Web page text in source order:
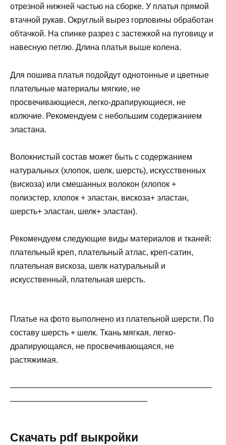
отрезной нижней частью на сборке. У платья прямой
втачной рукав. Округлый вырез горловины обработан
обтачкой. На спинке разрез с застежкой на пуговицу и
навесную петлю. Длина платья выше колена.
Для пошива платья подойдут однотонные и цветные
плательные материалы мягкие, не
просвечивающиеся, легко-драпирующиеся, не
колючие. Рекомендуем с небольшим содержанием
эластана.
Волокнистый состав может быть с содержанием
натуральных (хлопок, шелк, шерсть), искусственных
(вискоза) или смешанных волокон (хлопок +
полиэстер, хлопок + эластан, вискоза+ эластан,
шерсть+ эластан, шелк+ эластан).
Рекомендуем следующие виды материалов и тканей:
плательный креп, плательный атлас, креп-сатин,
плательная вискоза, шелк натуральный и
искусственный, плательная шерсть.
Платье на фото выполнено из плательной шерсти. По
составу шерсть + шелк. Ткань мягкая, легко-
драпирующаяся, не просвечивающаяся, не
растяжимая.
—————————————————————————
—————————————————
Скачать pdf выкройки